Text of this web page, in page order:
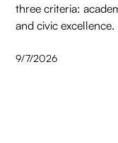
three criteria:
and civic excellence.
9/7/2026